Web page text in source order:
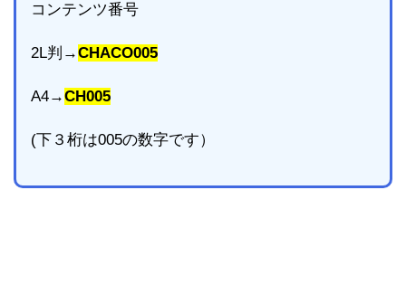
コンテンツ番号
2L判→CHACO005
A4→CH005
(下３桁は005の数字です）